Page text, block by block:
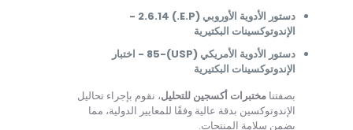
دستور الأدوية الأوروبي (E.P.) 2.6.14 -
الإندوتوكسينات البكتيرية
دستور الأدوية الأمريكي (USP)-85 - اختبار
الإندوتوكسينات البكتيرية
بصفتنا مختبرات أكسجين للتحليل، نقوم بإجراء تحاليل
الإندوتوكسين بدقة عالية وفقًا للمعايير الدولية، مما
يضمن سلامة المنتجات.